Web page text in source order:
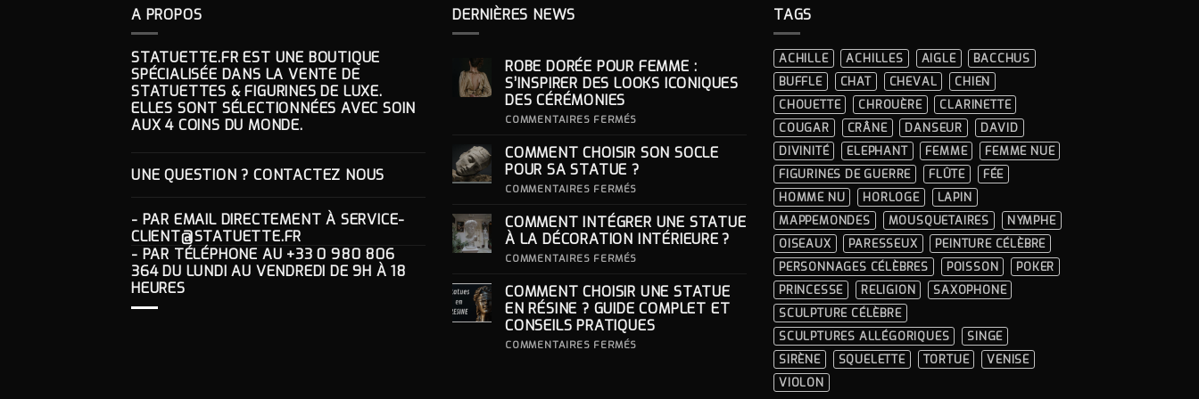
A PROPOS
STATUETTE.FR EST UNE BOUTIQUE
SPÉCIALISÉE DANS LA VENTE DE
STATUETTES & FIGURINES DE LUXE.
ELLES SONT SÉLECTIONNÉES AVEC SOIN
AUX 4 COINS DU MONDE.
UNE QUESTION ? CONTACTEZ NOUS
- PAR EMAIL DIRECTEMENT À SERVICE-
CLIENT@STATUETTE.FR
- PAR TÉLÉPHONE AU +33 0 980 806
364DU LUNDI AU VENDREDI DE 9H À 18
HEURES
DERNIÈRES NEWS
ROBE DORÉE POUR FEMME :
S’INSPIRER DES LOOKS ICONIQUES
DES CÉRÉMONIES
COMMENTAIRES FERMÉS
POUR
FEMME
ICONIQUES
DES
CÉRÉMONIES
COMMENT CHOISIR SON SOCLE
POUR SA STATUE ?
COMMENTAIRES FERMÉS
SON
SOCLE
POUR
COMMENT INTÉGRER UNE STATUE
À LA DÉCORATION INTÉRIEURE ?
COMMENTAIRES FERMÉS
UNE
STATUE
À
LA
COMMENT CHOISIR UNE STATUE
EN RÉSINE ? GUIDE COMPLET ET
CONSEILS PRATIQUES
COMMENTAIRES FERMÉS
TAGS
ACHILLE ACHILLES AIGLE
BACCHUS
BUFFLE
CHAT CHEVAL
CHIEN
CHOUETTE
CHROUÈRE
CLARINETTE
COUGAR
CRÂNE DANSEUR
DAVID
DIVINITÉ
ELEPHANT FEMME
FEMME NUE
FIGURINES DE GUERRE
FLÛTE
FÉE
HOMME NU
HORLOGE
LAPIN
MAPPEMONDES
MOUSQUETAIRES
NYMPHE
OISEAUX
PARESSEUX
PEINTURE CÉLÈBRE
PERSONNAGES CÉLÈBRES
POISSON
POKER
PRINCESSE
RELIGION
SAXOPHONE
SCULPTURE CÉLÈBRE
SCULPTURES ALLÉGORIQUES
SINGE
SIRÈNE
SQUELETTE TORTUE
VENISE
VIOLON